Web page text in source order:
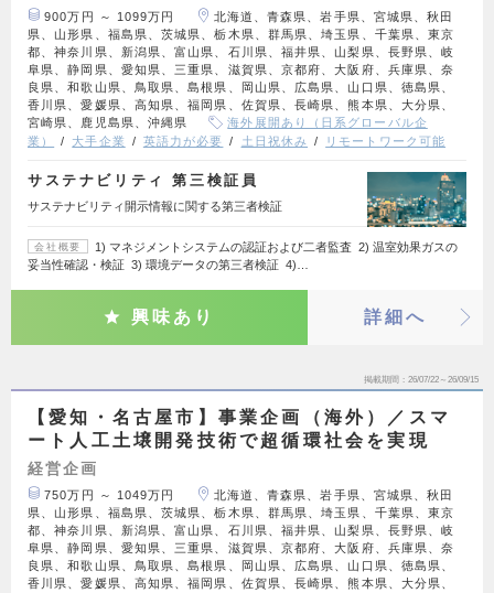
900万円 ～ 1099万円
北海道、青森県、岩手県、宮城県、秋田
県、山形県、福島県、茨城県、栃木県、群馬県、埼玉県、千葉県、東京
都、神奈川県、新潟県、富山県、石川県、福井県、山梨県、長野県、岐
阜県、静岡県、愛知県、三重県、滋賀県、京都府、大阪府、兵庫県、奈
良県、和歌山県、鳥取県、島根県、岡山県、広島県、山口県、徳島県、
香川県、愛媛県、高知県、福岡県、佐賀県、長崎県、熊本県、大分県、
宮崎県、鹿児島県、沖縄県
海外展開あり（日系グローバル企
業）
大手企業 英語力が必要 土日祝休み リモートワーク可能
サステナビリティ 第三検証員
サステナビリティ開示情報に関する第三者検証
会社概要
1) マネジメントシステムの認証および二者監査 2) 温室効果ガスの
妥当性確認・検証 3) 環境データの第三者検証 4)…
興味あり 詳細へ
掲載期間 26/07/22～26/09/15
【愛知・名古屋市】事業企画（海外）／スマ
ート人工土壌開発技術で超循環社会を実現
経営企画
750万円 ～ 1049万円
北海道、青森県、岩手県、宮城県、秋田
県、山形県、福島県、茨城県、栃木県、群馬県、埼玉県、千葉県、東京
都、神奈川県、新潟県、富山県、石川県、福井県、山梨県、長野県、岐
阜県、静岡県、愛知県、三重県、滋賀県、京都府、大阪府、兵庫県、奈
良県、和歌山県、鳥取県、島根県、岡山県、広島県、山口県、徳島県、
香川県、愛媛県、高知県、福岡県、佐賀県、長崎県、熊本県、大分県、